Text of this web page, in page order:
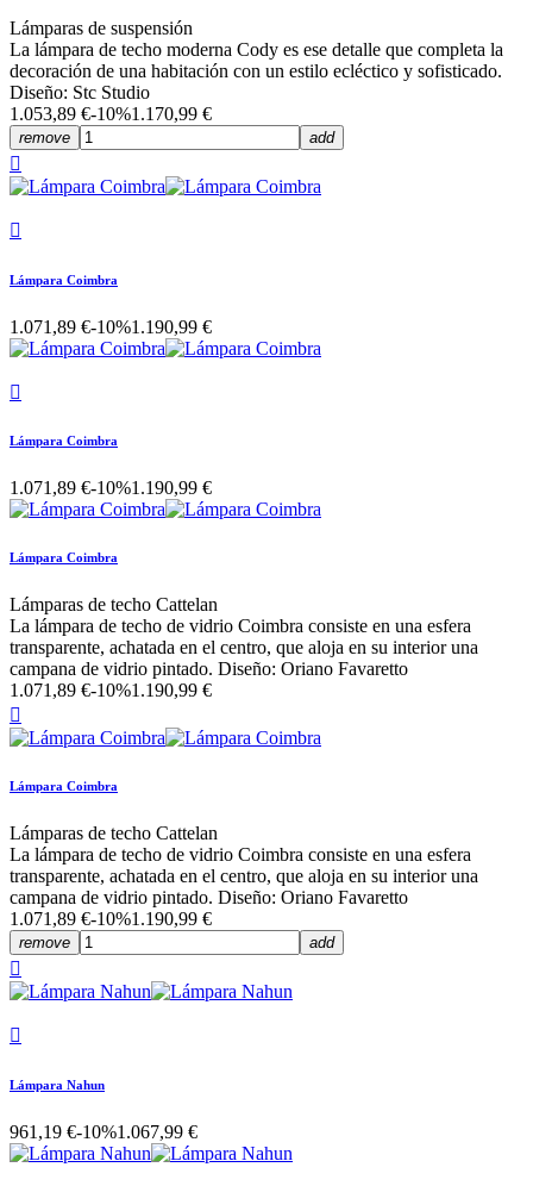
Lámparas de suspensión
La lámpara de techo moderna Cody es ese detalle que completa la
decoración de una habitación con un estilo ecléctico y sofisticado.
Diseño: Stc Studio
1.053,89 €-10%1.170,99 €
remove add


Lámpara Coimbra
1.071,89 €-10%1.190,99 €

Lámpara Coimbra
1.071,89 €-10%1.190,99 €
Lámpara Coimbra
Lámparas de techo Cattelan
La lámpara de techo de vidrio Coimbra consiste en una esfera
transparente, achatada en el centro, que aloja en su interior una
campana de vidrio pintado. Diseño: Oriano Favaretto
1.071,89 €-10%1.190,99 €

Lámpara Coimbra
Lámparas de techo Cattelan
La lámpara de techo de vidrio Coimbra consiste en una esfera
transparente, achatada en el centro, que aloja en su interior una
campana de vidrio pintado. Diseño: Oriano Favaretto
1.071,89 €-10%1.190,99 €
remove add


Lámpara Nahun
961,19 €-10%1.067,99 €